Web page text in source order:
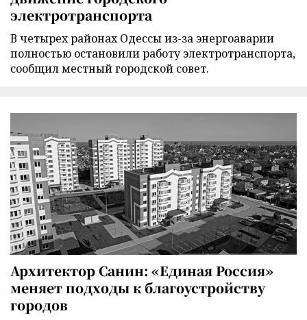
электротранспорта
В четырех районах Одессы из-за энергоаварии
полностью остановили работу электротранспорта,
сообщил местный городской совет.
Архитектор Санин: «Единая Россия»
меняет подходы к благоустройству
городов